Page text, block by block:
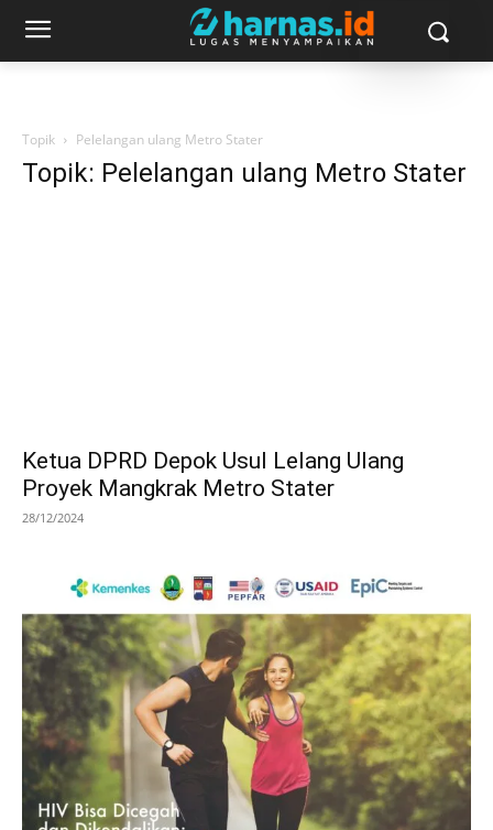
Topik Pelelangan ulang Metro Stater
Topik: Pelelangan ulang Metro Stater
Ketua DPRD Depok Usul Lelang Ulang
Proyek Mangkrak Metro Stater
28/12/2024